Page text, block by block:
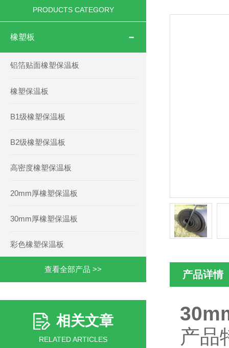
PRODUCTS CATEGORY
橡塑板
铝箔贴面橡塑保温板
橡塑保温板
B1级橡塑保温板
B2级橡塑保温板
高密度橡塑保温板
20mm厚橡塑保温板
30mm厚橡塑保温板
彩色橡塑保温板
查看全部产品 >>
相关文章
RELATED ARTICLES
产品详情
产品